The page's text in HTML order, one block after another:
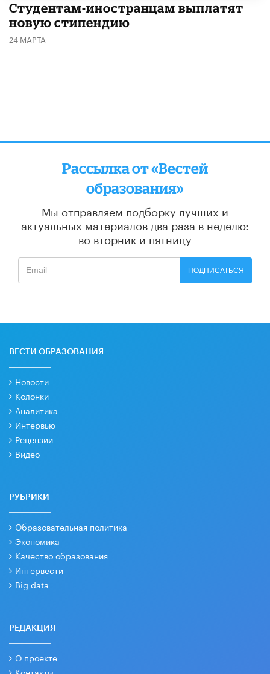
Студентам-иностранцам выплатят
новую стипендию
24 МАРТА
Рассылка от «Вестей
образования»
Мы отправляем подборку лучших и
актуальных материалов два раза в неделю:
во вторник и пятницу
ПОДПИСАТЬСЯ
ВЕСТИ ОБРАЗОВАНИЯ
Новости
Колонки
Аналитика
Интервью
Рецензии
Видео
РУБРИКИ
Образовательная политика
Экономика
Качество образования
Интервести
Big data
РЕДАКЦИЯ
О проекте